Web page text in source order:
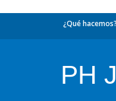
¿Qué hacemos?
PH